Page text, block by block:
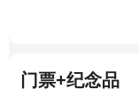
门票+纪念品